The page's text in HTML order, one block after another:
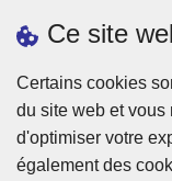
Ce site
Certains cookies
du site web et vous
d'optimiser votre
également des
r
c
é
d
e